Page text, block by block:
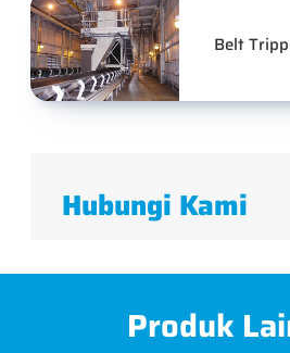
Belt
Hubungi Kami
Produk